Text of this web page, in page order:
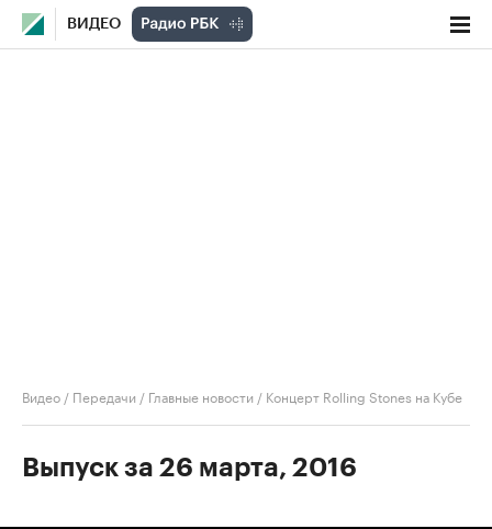
ВИДЕО
Видео / Передачи / Главные новости / Концерт Rolling Stones на Кубе
Выпуск за 26 марта, 2016